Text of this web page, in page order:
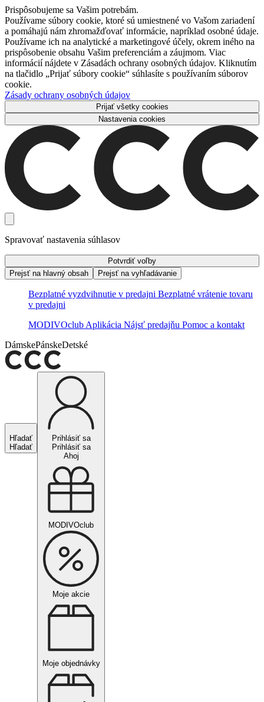
Prispôsobujeme sa Vašim potrebám.
Používame súbory cookie, ktoré sú umiestnené vo Vašom zariadení
a pomáhajú nám zhromažďovať informácie, napríklad osobné údaje.
Používame ich na analytické a marketingové účely, okrem iného na
prispôsobenie obsahu Vašim preferenciám a záujmom. Viac
informácií nájdete v Zásadách ochrany osobných údajov. Kliknutím
na tlačidlo „Prijať súbory cookie“ súhlasíte s používaním súborov
cookie.
Zásady ochrany osobných údajov
Prijať všetky cookies
Nastavenia cookies
Spravovať nastavenia súhlasov
Potvrdiť voľby
Prejsť na hlavný obsah
Prejsť na vyhľadávanie
Bezplatné vyzdvihnutie v predajni Bezplatné vrátenie tovaru
v predajni
MODIVOclub Aplikácia Nájsť predajňu Pomoc a kontakt
DámskePánskeDetské
Hľadať
Hľadať
Prihlásiť sa
Prihlásiť sa
Ahoj
MODIVOclub
Moje akcie
Moje objednávky